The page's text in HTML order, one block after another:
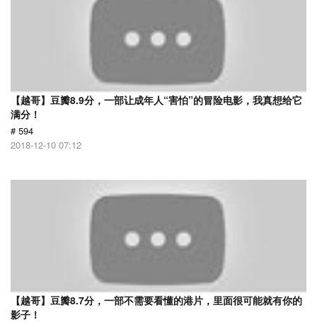
【越哥】豆瓣8.9分，一部让成年人“害怕”的冒险电影，我真想给它
满分！
# 594
2018-12-10 07:12
【越哥】豆瓣8.7分，一部不需要看懂的港片，里面很可能就有你的
影子！